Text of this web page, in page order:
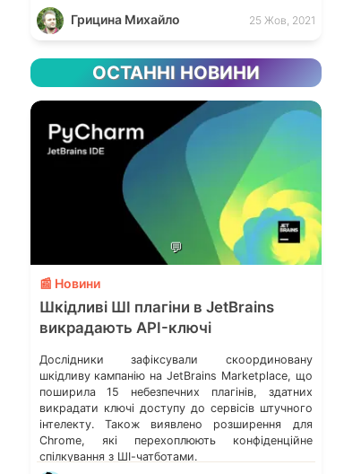
чемпіонату і загалом підтримує здоровий спосіб
життя. Сьогодні ж, розкажемо вам про […]
Грицина Михайло 25 Жов, 2021
ОСТАННІ НОВИНИ
💬
📰 Новини
Шкідливі ШІ плагіни в JetBrains
викрадають API-ключі
Дослідники зафіксували скоординовану
шкідливу кампанію на JetBrains Marketplace, що
поширила 15 небезпечних плагінів, здатних
викрадати ключі доступу до сервісів штучного
інтелекту. Також виявлено розширення для
Chrome, які перехоплюють конфіденційне
спілкування з ШІ-чатботами.